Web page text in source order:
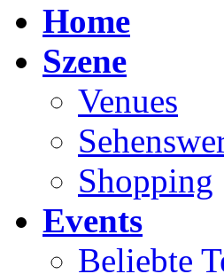
Home
Szene
Venues
Shopping
Events
Beliebte